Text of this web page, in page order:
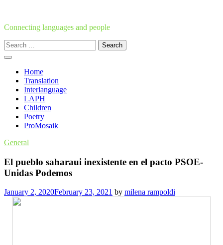
content
Connecting languages and people
Search
for:
Home
Translation
Interlanguage
LAPH
Children
Poetry
ProMosaik
General
El pueblo saharaui inexistente en el pacto PSOE-
Unidas Podemos
January 2, 2020February 23, 2021 by milena rampoldi